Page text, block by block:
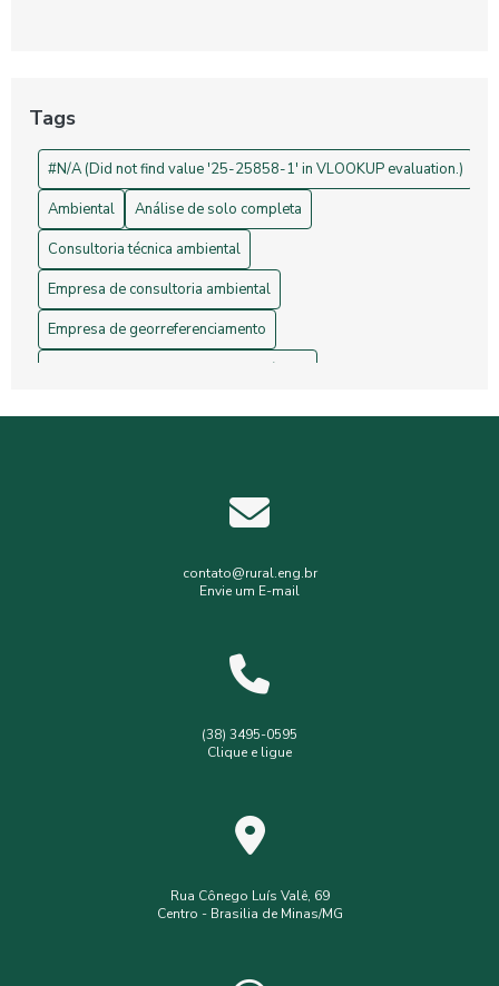
Construção Civil
Drones na Topografia: Revolucionando Medições e Mapas
Tags
#N/A (Did not find value '25-25858-1' in VLOOKUP evaluation.)
Ambiental
Análise de solo completa
Consultoria técnica ambiental
Empresa de consultoria ambiental
Empresa de georreferenciamento
Gerenciamento de resíduos hospitalares
Gerenciamento de resíduos sólidos
Levantamento planialtimétrico cadastral
Levantamento topográfico com drone
analise de solo interpretação
assistência técnica
contato@rural.eng.br
Envie um E-mail
(38) 3495-0595
Clique e ligue
Rua Cônego Luís Valê, 69
Centro - Brasilia de Minas/MG